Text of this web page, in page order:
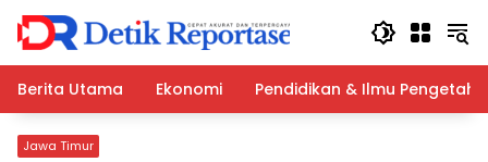
Langsung
konten
Berita Utama
Ekonomi Pendidikan & Ilmu
Jawa Timur